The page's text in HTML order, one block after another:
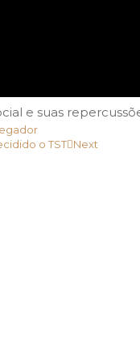
e suas
o TST Next